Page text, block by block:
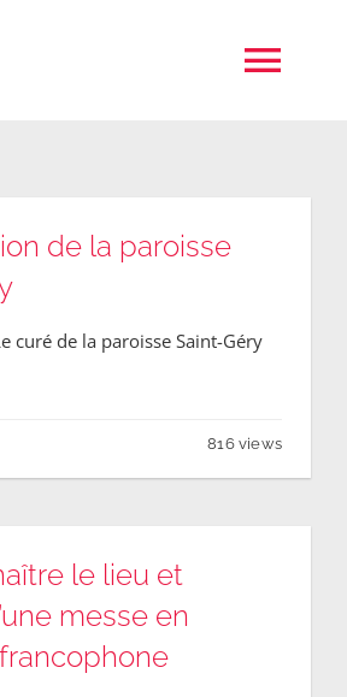
de la paroisse
curé de la paroisse Saint-Géry
816 views
le lieu et
messe en